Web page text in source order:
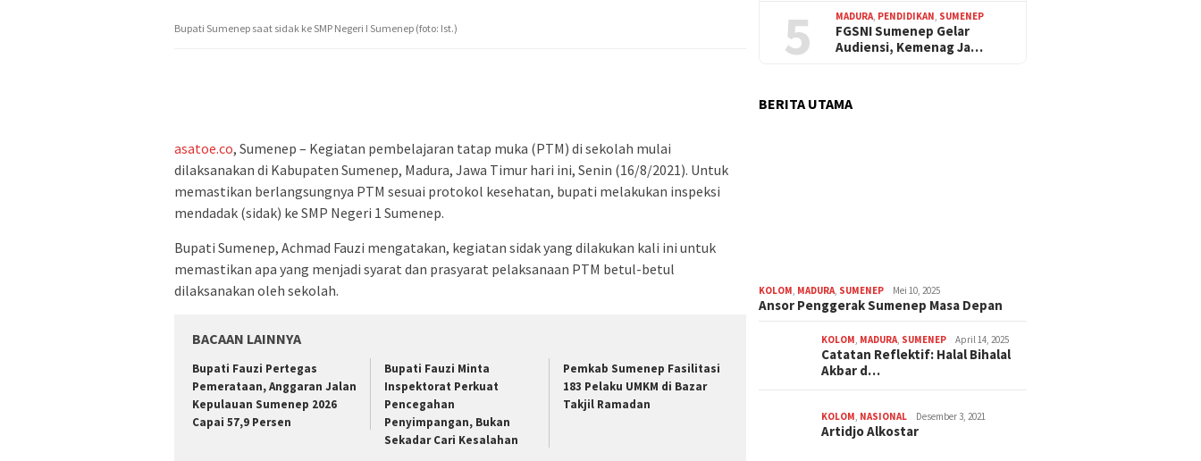
Bupati Sumenep saat sidak ke SMP Negeri I Sumenep (foto: Ist.)
asatoe.co, Sumenep – Kegiatan pembelajaran tatap muka (PTM) di sekolah mulai
dilaksanakan di Kabupaten Sumenep, Madura, Jawa Timur hari ini, Senin (16/8/2021). Untuk
memastikan berlangsungnya PTM sesuai protokol kesehatan, bupati melakukan inspeksi
mendadak (sidak) ke SMP Negeri 1 Sumenep.
Bupati Sumenep, Achmad Fauzi mengatakan, kegiatan sidak yang dilakukan kali ini untuk
memastikan apa yang menjadi syarat dan prasyarat pelaksanaan PTM betul-betul
dilaksanakan oleh sekolah.
BACAAN LAINNYA
Bupati Fauzi Pertegas
Pemerataan, Anggaran Jalan
Kepulauan Sumenep 2026
Capai 57,9 Persen
Bupati Fauzi Minta
Inspektorat Perkuat
Pencegahan
Penyimpangan, Bukan
Sekadar Cari Kesalahan
Pemkab Sumenep Fasilitasi
183 Pelaku UMKM di Bazar
Takjil Ramadan
5 MADURA PENDIDIKAN SUMENEP
FGSNI Sumenep Gelar
Audiensi, Kemenag Ja…
BERITA UTAMA
KOLOM MADURA SUMENEP Mei 10, 2025
Ansor Penggerak Sumenep Masa Depan
KOLOM MADURA SUMENEP April 14, 2025
Catatan Reflektif: Halal Bihalal
Akbar d…
KOLOM NASIONAL Desember 3, 2021
Artidjo Alkostar